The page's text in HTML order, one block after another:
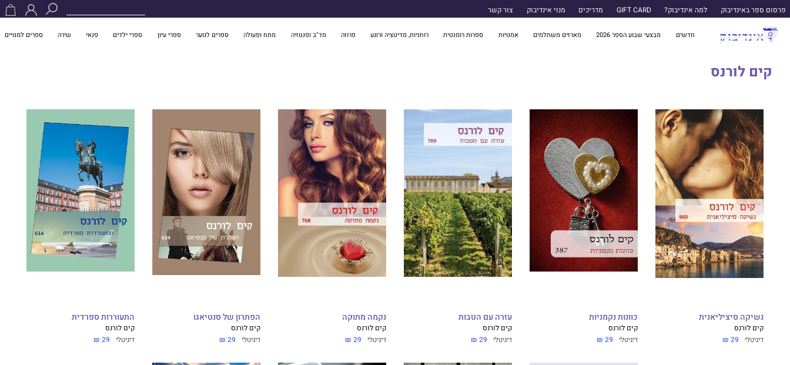
פרסום ספר באינדיבוק למה אינדיבוק? GIFT CARD מדריכים מנוי אינדיבוק צור קשר
חדשים מבצעי שבוע הספר 2026 מארזים משתלמים אמנויות ספרות רומנטית רוחניות, מדיטציה ורוגע פרוזה מד"ב ופנטזיה מתח ופעולה ספרים לנוער ספרי עיון ספרי ילדים פנאי שירה ספרים למנויים
קים לורנס
נשיקה סיציליאנית
קים לורנס
דיגיטלי 29 ₪
כוונות נקמניות
קים לורנס
דיגיטלי 29 ₪
עזרה עם הטבות
קים לורנס
דיגיטלי 29 ₪
נקמה מתוקה
קים לורנס
דיגיטלי 29 ₪
הפתרון של סנטיאגו
קים לורנס
דיגיטלי 29 ₪
התעוררות ספרדית
קים לורנס
דיגיטלי 29 ₪